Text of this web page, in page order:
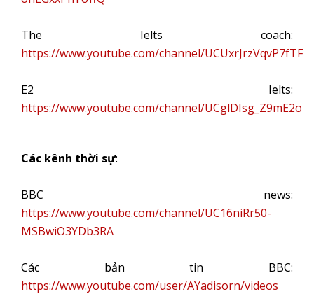
The Ielts coach:
https://www.youtube.com/channel/
E2 Ielts:
https://www.youtube.com/channel/
Các kênh thời sự:
BBC news:
https://www.youtube.com/channel/UC16niRr50-
MSBwiO3YDb3RA
Các bản tin BBC:
https://www.youtube.com/user/AYadisorn/videos